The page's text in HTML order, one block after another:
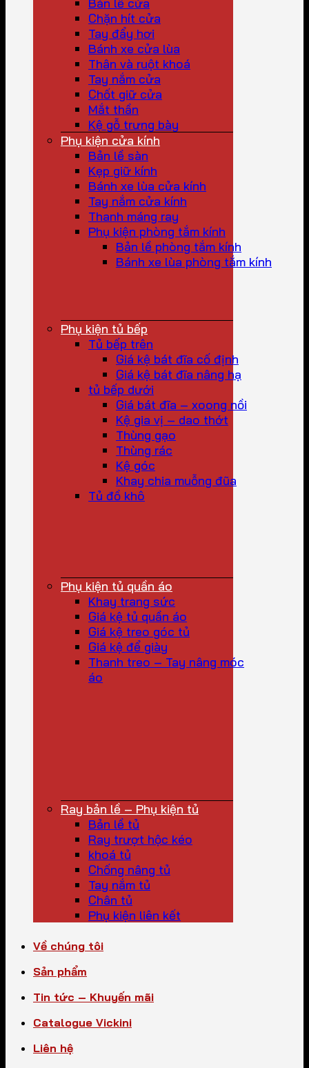
Chặn hít cửa
Tay đẩy hơi
Bánh xe cửa lùa
Thân và ruột khoá
Tay nắm cửa
Chốt giữ cửa
Mắt thần
Kệ gỗ trưng bày
Phụ kiện cửa kính
Bản lề sàn
Kẹp giữ kính
Bánh xe lùa cửa kính
Tay nắm cửa kính
Thanh máng ray
Phụ kiện phòng tắm kính
Bản lề phòng tắm kính
Bánh xe lùa phòng tắm kính
Phụ kiện tủ bếp
Tủ bếp trên
Giá kệ bát đĩa cố định
Giá kệ bát đĩa nâng hạ
tủ bếp dưới
Giá bát đĩa – xoong nồi
Kệ gia vị – dao thớt
Thùng gạo
Thùng rác
Kệ góc
Khay chia muỗng đũa
Tủ đồ khô
Phụ kiện tủ quần áo
Khay trang sức
Giá kệ tủ quần áo
Giá kệ treo góc tủ
Giá kệ để giày
Thanh treo – Tay nâng móc
áo
Ray bản lề – Phụ kiện tủ
Bản lề tủ
Ray trượt hộc kéo
khoá tủ
Chống nâng tủ
Tay nắm tủ
Chân tủ
Phụ kiện liên kết
Về chúng tôi
Sản phẩm
Tin tức – Khuyến mãi
Catalogue Vickini
Liên hệ